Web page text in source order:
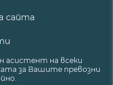
сайта
асистент на всеки
за Вашите превозни